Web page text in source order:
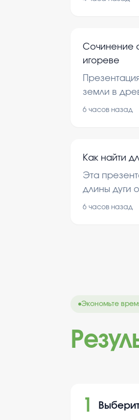
Сочинение
игореве
земли в
6 часов назад
Как найти
Эта
длины дуги
основные
6 часов назад
Экономьте
1